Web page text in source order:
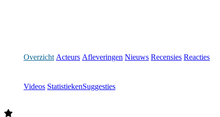
Overzicht Acteurs Afleveringen Nieuws Recensies Reacties
Videos StatistiekenSuggesties